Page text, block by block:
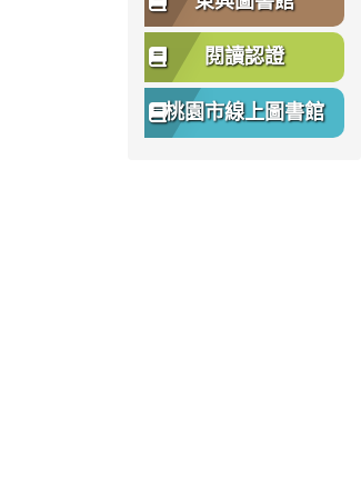
閱讀認證
桃園市線上圖書館